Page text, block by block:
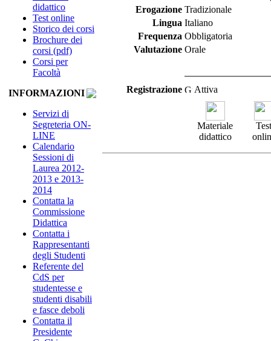
didattico
Test online
Storico dei corsi
Brochure dei
corsi (pdf)
Corsi per
Facoltà
INFORMAZIONI
Servizi di
Segreteria ON-
LINE
Calendario
Sessioni di
Laurea 2012-
2013 e 2013-
2014
Contatta la
Commissione
Didattica
Contatta i
Rappresentanti
degli Studenti
Referente del
CdS per
studentesse e
studenti disabili
e fasce deboli
Contatta il
Presidente
Erogazione Tradizionale
Lingua Italiano
Frequenza Obbligatoria
Valutazione Orale
Registrazione Attiva
Materiale
didattico
Test